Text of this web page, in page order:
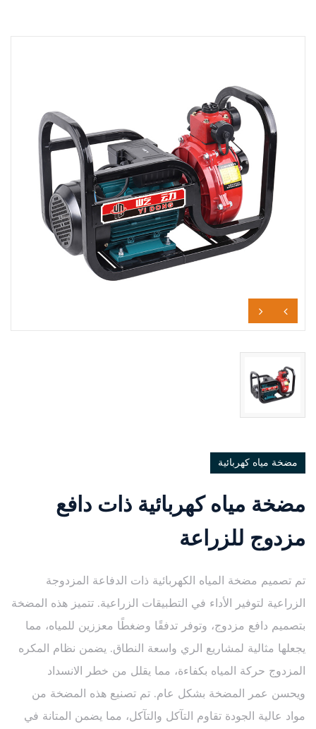
مضخة مياه كهربائية
مضخة مياه كهربائية ذات دافع
مزدوج للزراعة
تم تصميم مضخة المياه الكهربائية ذات الدفاعة المزدوجة
الزراعية لتوفير الأداء في التطبيقات الزراعية. تتميز هذه المضخة
بتصميم دافع مزدوج، وتوفر تدفقًا وضغطًا معززين للمياه، مما
يجعلها مثالية لمشاريع الري واسعة النطاق. يضمن نظام المكره
المزدوج حركة المياه بكفاءة، مما يقلل من خطر الانسداد
ويحسن عمر المضخة بشكل عام. تم تصنيع هذه المضخة من
مواد عالية الجودة تقاوم التآكل والتآكل، مما يضمن المتانة في